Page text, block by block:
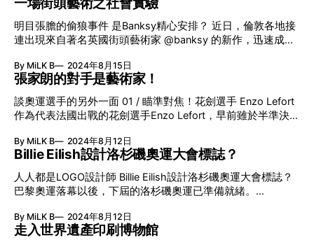
月7日 故事簡介：時間推至當年探險隊與異形首次相遇的三十
年前，太空船「普羅米修斯號」正在遠赴外太空探索人類起源
參與創造人類計劃，而這個剛被發現的星系，
樂園的一大賣點。不但如此，亞哥花園也是台灣經典綜藝節目
《百戰百勝》拍攝的地點，而且它亦打開了台中遊樂園夜間開
放的先例，因此成功吸引大批的遊客。台中亞哥花園於1981年
開幕，曾經是台中最受歡迎的樂園，每年幾乎有一百萬人次以
上的遊客，全年營運收入高達三億多元新台幣，然而在在
1996年因投資失利而虧損近三千八百萬，加上在1999年台灣
時導致亞哥花園的遊客大幅減少，樂園自此變得冷清。 直至
2001年，一輛通往亞哥花園的遊覽車發生嚴重車禍，該車輛
撞，結果造成四人死亡和四十五人重傷的意外。此事發生後令
亞哥花園的遊客人數再度大減，而且經常傳出可怕的靈異事
件，樂園終在2008年宣佈關閉，亞哥花園亦由昔日充滿歡樂
和回憶的快樂地淪為廢墟，只剩下雜草和破碎的桌椅、日久失
一場街頭藝術之社會實驗
明目張膽的偷狼事件 是Banksy精心安排？ 近日，倫敦各地接
連出現來自著名英國街頭藝術家 @banksy 的新作，迅速成為
被封存保護），到第二天位於Chelsea窗上兩隻遙望的大象，
再到第三天在Brick Lane鐵路橋上掛著三隻猴子，這些作品逐
日出現。當中第四天最為轟動，因為在Peckham一隻畫在衛星
碟型天線上咆哮的狼竟然在眾目睽睽之下被火速偷去。接下來
第五天，是兩隻在Walthamstow一間炸魚薯條店外正在吃魚的
塘鵝，第六天則有一隻畫在Cricklewood一塊舊廣告牌上的正
在伸懶腰的野貓（數小時後被拆去）。第七天倫敦市中心City
鯧（已被移去）。第八天的作品於Charlton有一隻趴在一輛廢
車上的犀牛（車子隨後被移去）。在我撰寫此文當日，倫敦動
九天的作品。目前尚未清楚這個以動物為主題的系列會於何時
結束？亦不知道這些作品會有什麼下場？但毫無疑問的是，每
By MiLK B 2024年8月15日
張家朗的對手是藝術家！
談奧運選手的另外一面 01 / 瞄準對焦！花劍選手 Enzo Lefort
作為代表法國出戰的花劍選手Enzo Lefort，早前雖於半準決賽
團體花劍金牌後，再次協助法國取得該項賽事銅牌，其實力有
目共睹。 在劍擊運動背後，Lefort是位出色的攝影師。2018
年，Lefort 開始接觸攝影。他最初只是為了興趣，但慢慢地發
現，攝影有助平衡他的生活，並為生活帶來創造性，致使他能
在高水平的劍擊賽事裡持續獲得新鮮感，有助他繼續於各項賽
事中奪標。 本身已經是一位物理治療師，Lefort憑著無窮的靈
感，過往已出版了3本攝影集。他的攝影作品除了以數碼及紙
By MiLK B 2024年8月12日
Billie Eilish設計洛杉磯奧運大會標誌？
人人都是LOGO設計師 Billie Eilish設計洛杉磯奧運大會標誌？
巴黎奧運落幕以後，下屆的洛杉磯奧運已準備就緒。
標誌，並在4年前宣佈Billie Eilish獲邀為大會標誌的設計師之
一。 其實除了Billie Eilish，LA28亦同時委託了Michael
By MiLK B 2024年8月12日
走入世界遺產印刷博物館